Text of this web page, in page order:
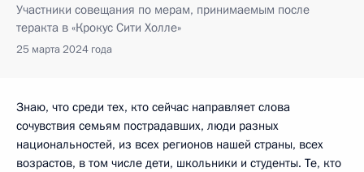
Участники совещания по мерам, принимаемым после
теракта в «Крокус Сити Холле»
25 марта 2024 года
Знаю, что среди тех, кто сейчас направляет слова
сочувствия семьям пострадавших, люди разных
национальностей, из всех регионов нашей страны, всех
возрастов, в том числе дети, школьники и студенты. Те, кто